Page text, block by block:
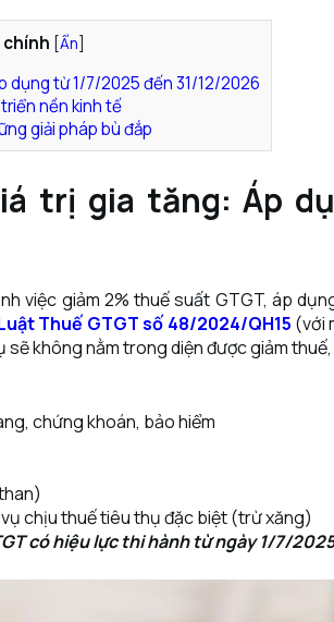
chính Ẩn
dụng từ 1/7/2025 đến 31/12/2026
nền kinh tế
giải pháp bù đắp
trị gia tăng: Áp
việc giảm 2% thuế suất GTGT, áp
Thuế GTGT số 48/2024/QH15 (với
sẽ không nằm trong diện được giảm
chứng khoán, bảo hiểm
chịu thuế tiêu thụ đặc biệt (trừ xăng)
có hiệu lực thi hành từ ngày 1/7/